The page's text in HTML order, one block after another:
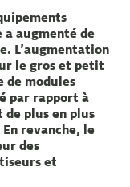
augmenté de
L’augmentation
le gros et petit
modules
par rapport à
de plus en plus
revanche, le
des
et